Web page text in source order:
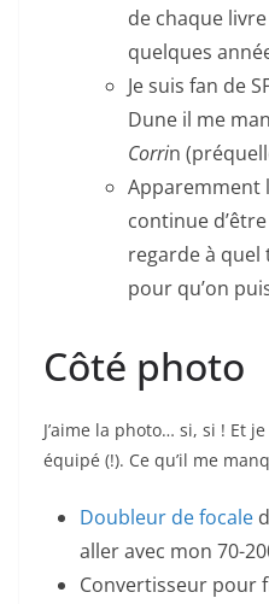
de chaque
quelques
Je suis fan de
Dune il me
Corrin
Apparemment
continue
regarde à quel
pour qu’on
Côté photo
J’aime la photo… si, si ! Et
équipé (!). Ce qu’il me
Doubleur de focale
aller avec mon 70-
Convertisseur pour